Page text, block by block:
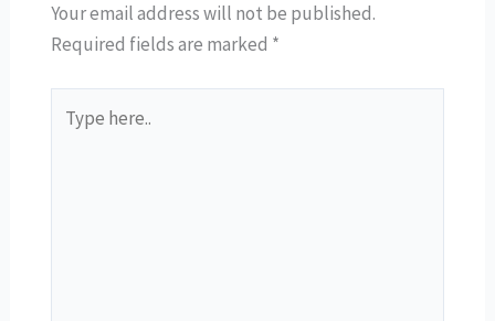
Your email address will not be published.
Required fields are marked *
here..